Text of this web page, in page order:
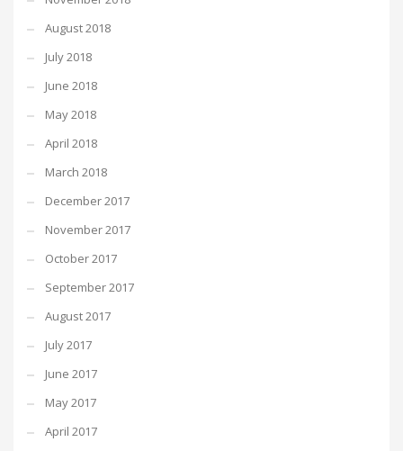
August 2018
July 2018
June 2018
May 2018
April 2018
March 2018
December 2017
November 2017
October 2017
September 2017
August 2017
July 2017
June 2017
May 2017
April 2017